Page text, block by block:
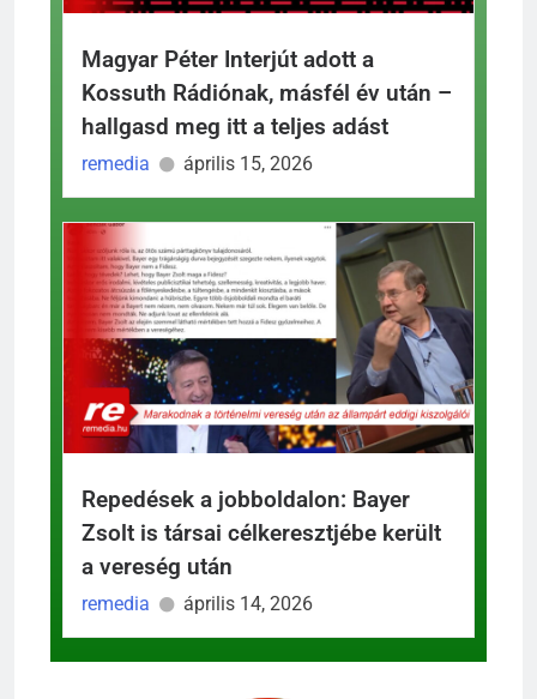
Magyar Péter Interjút adott a
Kossuth Rádiónak, másfél év után –
hallgasd meg itt a teljes adást
remedia április 15, 2026
Repedések a jobboldalon: Bayer
Zsolt is társai célkeresztjébe került
a vereség után
remedia április 14, 2026